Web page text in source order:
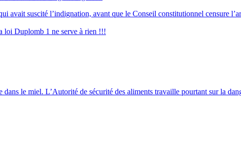
avait suscité l’indignation, avant que le Conseil constitutionnel censure
loi Duplomb 1 ne serve à rien !!!
le miel. L’Autorité de sécurité des aliments travaille pourtant sur la